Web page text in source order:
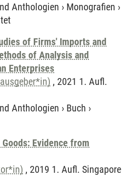
Anthologien › Monografien ›
of Firms' Imports and
of Analysis and
Enterprises
, 2021 1. Aufl.
Anthologien › Buch ›
Evidence from
, 2019 1. Aufl. Singapore